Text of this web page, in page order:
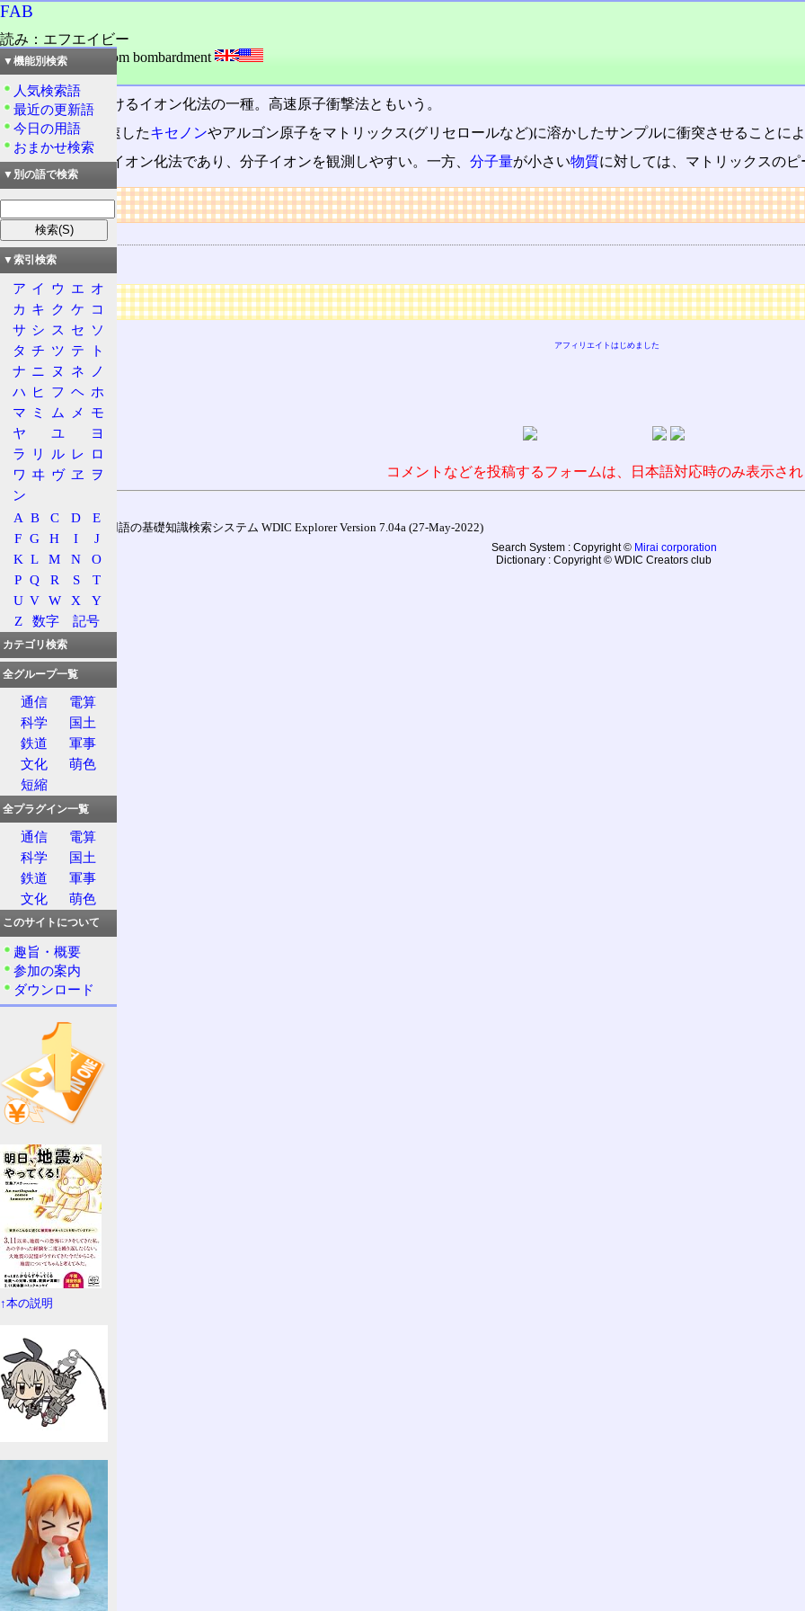
FAB
読み：エフエイビー
外語：FAB: fast atom bombardment
品詞：名詞
質量分析計におけるイオン化法の一種。高速原子衝撃法ともいう。
5000V程度で加速したキセノンやアルゴン原子をマトリックス(グリセロールなど)に溶かしたサンプルに衝突させることに
かなりソフトなイオン化法であり、分子イオンを観測しやすい。一方、分子量が小さい物質に対しては、マトリックスの
リンク
関連する用語
質量分析計
広告
アフィリエイトはじめました
コメントなどを投稿するフォームは、日本語対応時のみ表示さ
通信用語の基礎知識検索システム WDIC Explorer Version 7.04a (27-May-2022)
Search System : Copyright © Mirai corporation
Dictionary : Copyright © WDIC Creators club
▼機能別検索
人気検索語
最近の更新語
今日の用語
おまかせ検索
▼別の語で検索
▼索引検索
ア イ ウ エ オ
カ キ ク ケ コ
サ シ ス セ ソ
タ チ ツ テ
ト
ナ ニ ヌ ネ
ノ
ハ ヒ フ ヘ ホ
マ ミ ム メ
モ
ヤ
ユ
ヨ
ラ
リ ル レ ロ
ワ ヰ ヴ ヱ
ヲ
ン
A B C D
E
F G H I
J
K L M N
O
P Q R S
T
U V W X
Y
Z
数字 記号
カテゴリ検索
全グループ一覧
通信
電算
科学
国土
鉄道
軍事
文化
萌色
短縮
全プラグイン一覧
通信
電算
科学
国土
鉄道
軍事
文化
萌色
このサイトについて
趣旨・概要
参加の案内
ダウンロード
↑本の説明